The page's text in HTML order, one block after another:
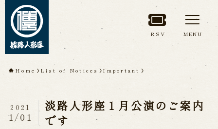
TOP
About Awaji
Ningyoza(Awaji Puppet
Theater)
RSV MENU
Home List of Notices Important
淡路人形座１月公演のご案内
です
2021
1/01